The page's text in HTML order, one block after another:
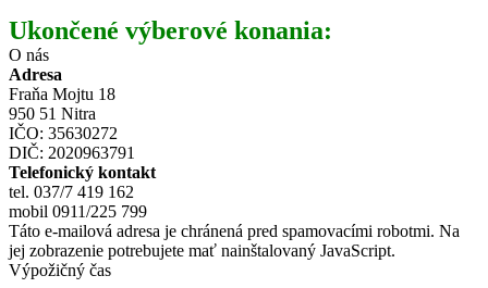
Ukončené výberové konania:
O nás
Adresa
Fraňa Mojtu 18
950 51 Nitra
IČO: 35630272
DIČ: 2020963791
Telefonický kontakt
tel. 037/7 419 162
mobil 0911/225 799
Táto e-mailová adresa je chránená pred spamovacími robotmi. Na
jej zobrazenie potrebujete mať nainštalovaný JavaScript.
Výpožičný čas